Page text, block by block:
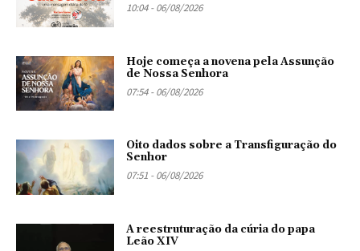
10:04 - 06/08/2026
Hoje começa a novena pela Assunção
de Nossa Senhora
07:54 - 06/08/2026
Oito dados sobre a Transfiguração do
Senhor
07:51 - 06/08/2026
A reestruturação da cúria do papa
Leão XIV